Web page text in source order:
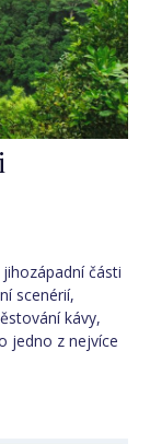
části
scenérií,
kávy,
jedno z nejvíce